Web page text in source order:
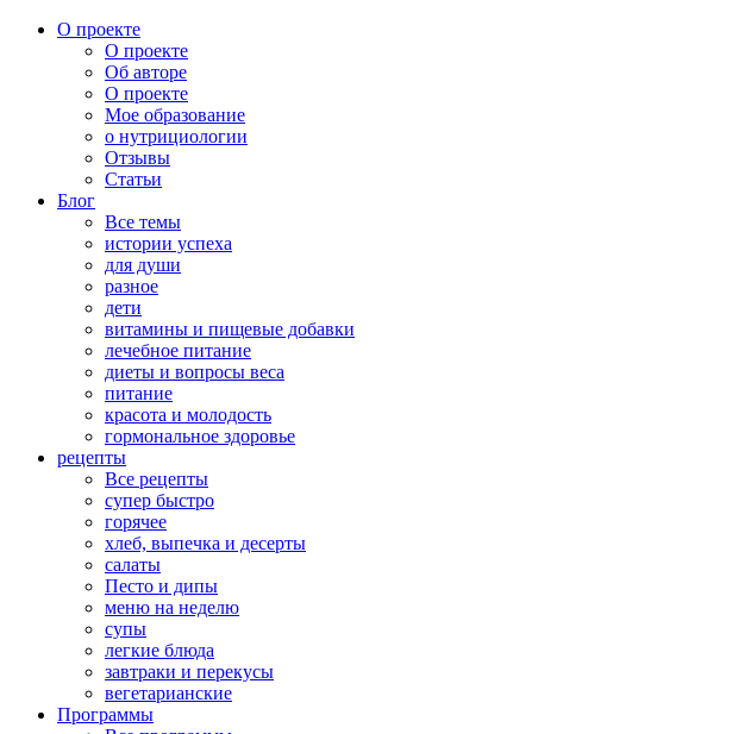
О проекте
О проекте
Об авторе
О проекте
Мое образование
о нутрициологии
Отзывы
Статьи
Блог
Все темы
истории успеха
для души
разное
дети
витамины и пищевые добавки
лечебное питание
диеты и вопросы веса
питание
красота и молодость
гормональное здоровье
рецепты
Все рецепты
супер быстро
горячее
хлеб, выпечка и десерты
салаты
Песто и дипы
меню на неделю
супы
легкие блюда
завтраки и перекусы
вегетарианские
Программы